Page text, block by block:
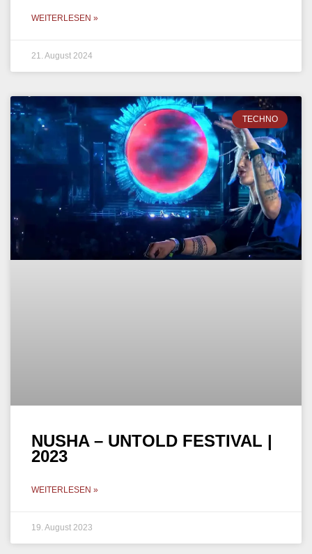
WEITERLESEN »
21. August 2024
TECHNO
NUSHA – UNTOLD FESTIVAL |
2023
WEITERLESEN »
19. August 2023